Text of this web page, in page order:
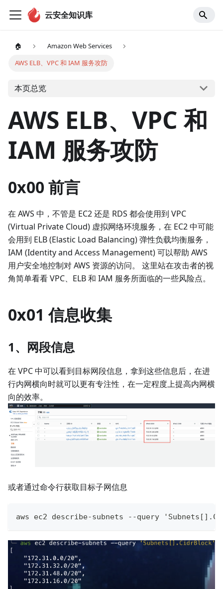
云安全知识库
🏠
Amazon Web Services
AWS ELB、VPC 和 IAM 服务攻防
本页总览
AWS ELB、VPC 和
IAM 服务攻防
0x00 前言
在 AWS 中，不管是 EC2 还是 RDS 都会使用到 VPC
(Virtual Private Cloud) 虚拟网络环境服务，在 EC2 中可能
会用到 ELB (Elastic Load Balancing) 弹性负载均衡服务，
IAM (Identity and Access Management) 可以帮助 AWS
用户安全地控制对 AWS 资源的访问。 这里站在攻击者的视
角简单看看 VPC、ELB 和 IAM 服务所面临的一些风险点。
0x01 信息收集
1、网段信息
在 VPC 中可以看到目标网段信息，拿到这些信息后，在进
行内网横向时就可以更有专注性，在一定程度上提高内网横
向的效率。
或者通过命令行获取目标子网信息
aws ec2 describe-subnets --query